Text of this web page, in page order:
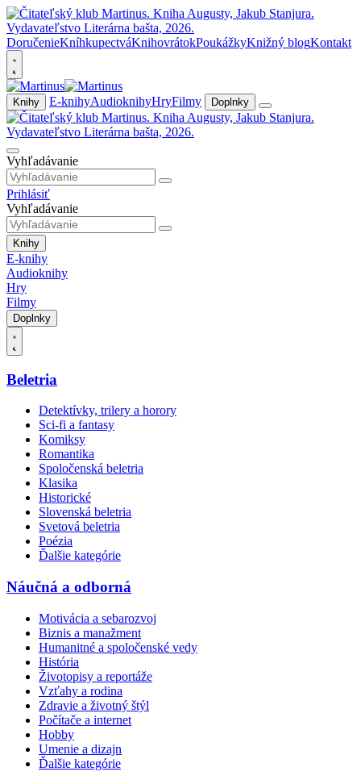
DoručenieKníhkupectváKnihovrátokPoukážkyKnižný blogKontakt
Knihy E-knihyAudioknihyHryFilmy Doplnky
Vyhľadávanie
Prihlásiť
Vyhľadávanie
Knihy
E-knihy
Audioknihy
Hry
Filmy
Doplnky
Beletria
Detektívky, trilery a horory
Sci-fi a fantasy
Komiksy
Romantika
Spoločenská beletria
Klasika
Historické
Slovenská beletria
Svetová beletria
Poézia
Ďalšie kategórie
Náučná a odborná
Motivácia a sebarozvoj
Biznis a manažment
Humanitné a spoločenské vedy
História
Životopisy a reportáže
Vzťahy a rodina
Zdravie a životný štýl
Počítače a internet
Hobby
Umenie a dizajn
Ďalšie kategórie